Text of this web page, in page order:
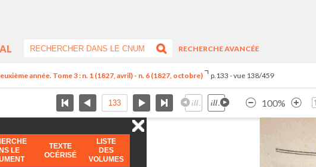
RECHERCHE AVANCÉE
année. Tome 3 : n. 1 (1827, avril) - n. 6 (1827, octobre) p.133 - vue 138/459
100%
LE
TEXTE
OCÉRISÉ
LISTE
DES
VOLUMES